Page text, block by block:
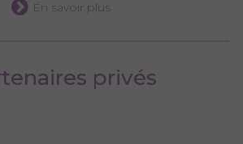
En savoir plus
privés